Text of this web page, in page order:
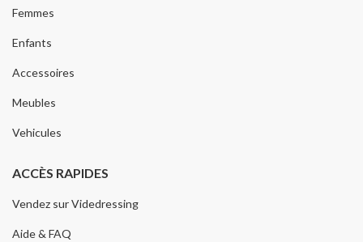
Femmes
Enfants
Accessoires
Meubles
Vehicules
ACCÈS RAPIDES
Vendez sur Videdressing
Aide & FAQ